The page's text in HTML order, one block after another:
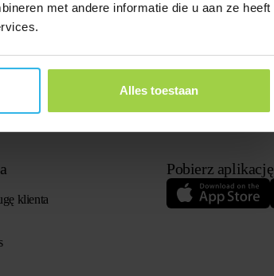
met andere informatie die u aan ze heeft
Alles toestaan
klienta
Pobierz aplikację